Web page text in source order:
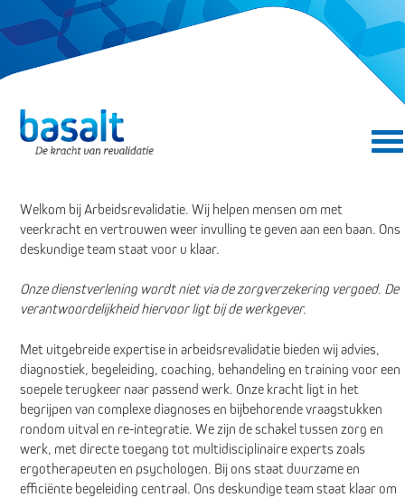
Direct naar de contentDirect naar de navigatie
Welkom bij Arbeidsrevalidatie. Wij helpen mensen om met
veerkracht en vertrouwen weer invulling te geven aan een baan. Ons
deskundige team staat voor u klaar.
Onze dienstverlening wordt niet via de zorgverzekering vergoed. De
verantwoordelijkheid hiervoor ligt bij de werkgever.
Met uitgebreide expertise in arbeidsrevalidatie bieden wij advies,
diagnostiek, begeleiding, coaching, behandeling en training voor een
soepele terugkeer naar passend werk. Onze kracht ligt in het
begrijpen van complexe diagnoses en bijbehorende vraagstukken
rondom uitval en re-integratie. We zijn de schakel tussen zorg en
werk, met directe toegang tot multidisciplinaire experts zoals
ergotherapeuten en psychologen. Bij ons staat duurzame en
efficiënte begeleiding centraal. Ons deskundige team staat klaar om